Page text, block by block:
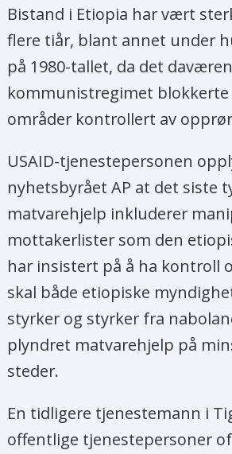
Bistand i Etiopia har vært
flere tiår, blant annet under
på 1980-tallet, da det
kommunistregimet
områder kontrollert av
USAID-tjenestepersonen
nyhetsbyrået AP at det siste
matvarehjelp inkluderer
mottakerlister som den
har insistert på å ha kontroll
skal både etiopiske
styrker og styrker fra
plyndret matvarehjelp på
steder.
En tidligere tjenestemann i
offentlige tjenestepersoner